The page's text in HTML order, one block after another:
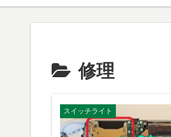
修理
スイッチライト